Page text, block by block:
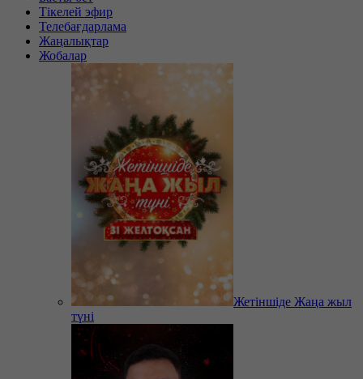
Тікелей эфир
Телебағдарлама
Жаңалықтар
Жобалар
Жетіншіде Жаңа жыл
түні